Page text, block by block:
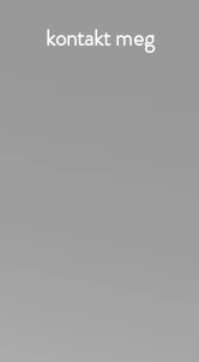
kontakt meg